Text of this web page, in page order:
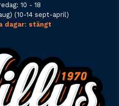
10 - 18
(10-14 sept-april)
dagar: stängt